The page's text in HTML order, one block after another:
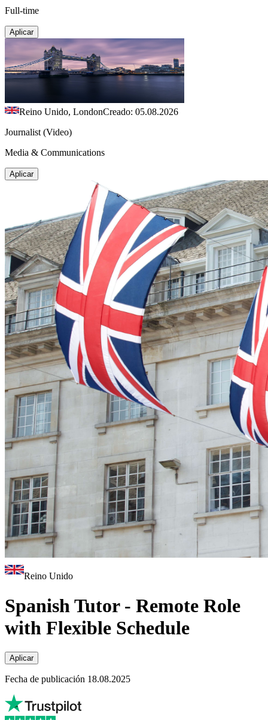
Full-time
Aplicar
Reino Unido, LondonCreado: 05.08.2026
Journalist (Video)
Media & Communications
Aplicar
Reino Unido
Spanish Tutor - Remote Role
with Flexible Schedule
Aplicar
Fecha de publicación 18.08.2025